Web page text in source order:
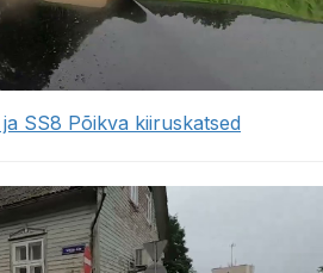
SS8 Põikva kiiruskatsed